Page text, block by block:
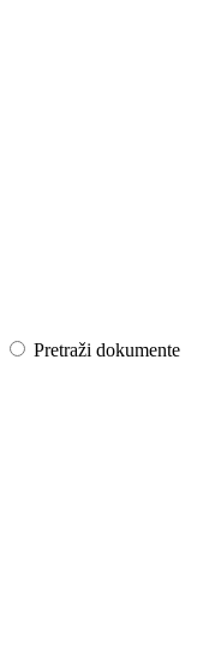
Pretraži dokumente